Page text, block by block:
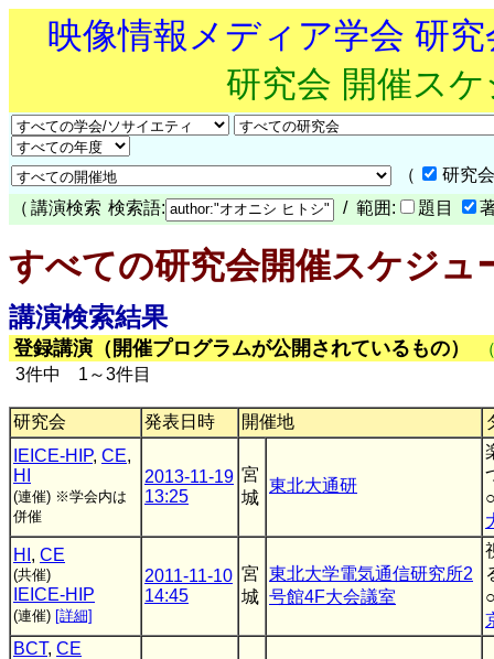
映像情報メディア学会 研
研究会 開催ス
（
研究
（ 講演検索 検索語: / 範囲: 題目
すべての研究会開催スケジュ
講演検索結果
登録講演（開催プログラムが公開されているもの）
3件中 1～3件目
研究会 発表日時 開催地
IEICE-HIP, CE,
HI
(連催) ※学会内は
併催
2013-11-19
13:25
宮
城
東北大通研
HI , CE
(共催)
IEICE-HIP
(連催) [詳細]
2011-11-10
14:45
宮
城
東北大学電気通信研究所2
号館4F大会議室
BCT, CE